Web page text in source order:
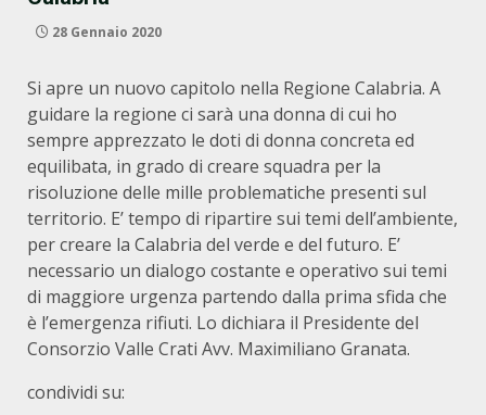
28 Gennaio 2020
Si apre un nuovo capitolo nella Regione Calabria. A
guidare la regione ci sarà una donna di cui ho
sempre apprezzato le doti di donna concreta ed
equilibata, in grado di creare squadra per la
risoluzione delle mille problematiche presenti sul
territorio. E’ tempo di ripartire sui temi dell’ambiente,
per creare la Calabria del verde e del futuro. E’
necessario un dialogo costante e operativo sui temi
di maggiore urgenza partendo dalla prima sfida che
è l’emergenza rifiuti. Lo dichiara il Presidente del
Consorzio Valle Crati Avv. Maximiliano Granata.
condividi su: